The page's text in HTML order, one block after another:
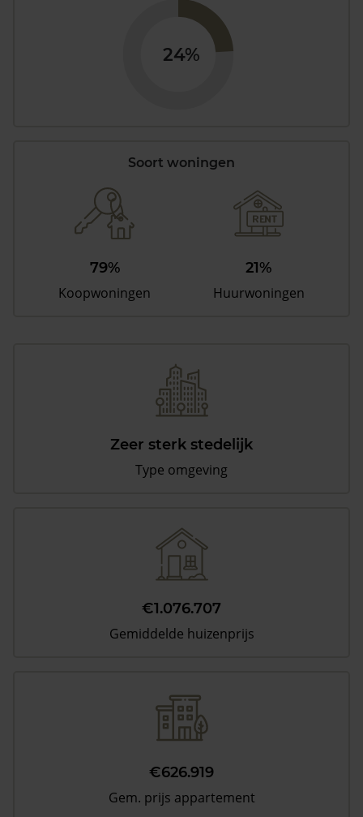
24%
Soort woningen
79%
Koopwoningen
21%
Huurwoningen
Zeer sterk stedelijk
Type omgeving
€1.076.707
Gemiddelde huizenprijs
€626.919
Gem. prijs appartement